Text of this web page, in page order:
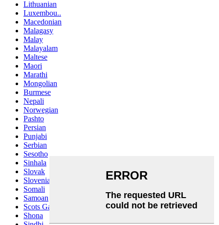
Lithuanian
Luxembou..
Macedonian
Malagasy
Malay
Malayalam
Maltese
Maori
Marathi
Mongolian
Burmese
Nepali
Norwegian
Pashto
Persian
Punjabi
Serbian
Sesotho
Sinhala
Slovak
Slovenian
Somali
Samoan
Scots Gaelic
Shona